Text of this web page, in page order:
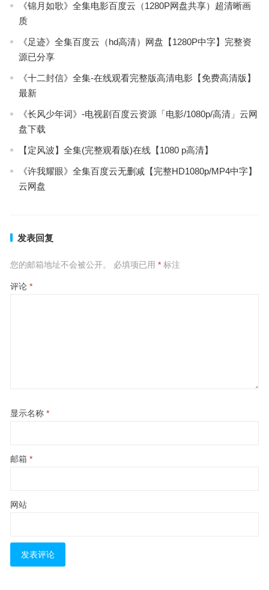
《锦月如歌》全集电影百度云（1280P网盘共享）超清晰画
质
《足迹》全集百度云（hd高清）网盘【1280P中字】完整资
源已分享
《十二封信》全集-在线观看完整版高清电影【免费高清版】
最新
《长风少年词》-电视剧百度云资源「电影/1080p/高清」云网
盘下载
【定风波】全集(完整观看版)在线【1080 p高清】
《许我耀眼》全集百度云无删减【完整HD1080p/MP4中字】
云网盘
发表回复
您的邮箱地址不会被公开。 必填项已用 *标注
评论 *
显示名称 *
邮箱 *
网站